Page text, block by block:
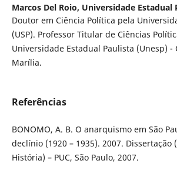
Marcos Del Roio, Universidade Estadual
Doutor em Ciência Política pela
(USP). Professor Titular de Ciências
Universidade Estadual Paulista (Unesp) -
Marília.
Referências
BONOMO, A. B. O anarquismo em São
declínio (1920 – 1935). 2007. Dissertação
História) – PUC, São Paulo, 2007.